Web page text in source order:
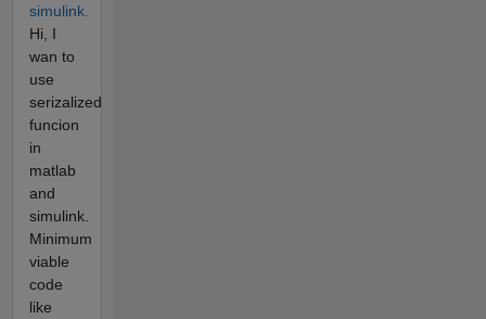
simulink.
Hi, I
wan to
use
serizalized
funcion
in
matlab
and
simulink.
Minimum
viable
code
like